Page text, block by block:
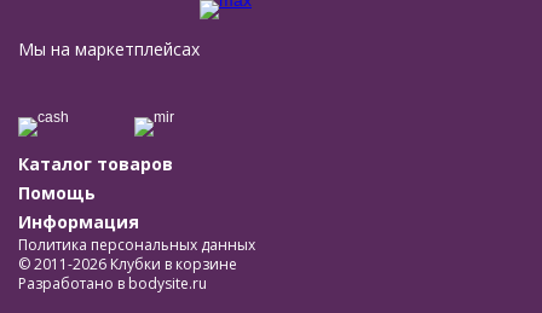
Мы на маркетплейсах
Каталог товаров
Помощь
Информация
Политика персональных данных
© 2011-2026 Клубки в корзине
Разработано в bodysite.ru